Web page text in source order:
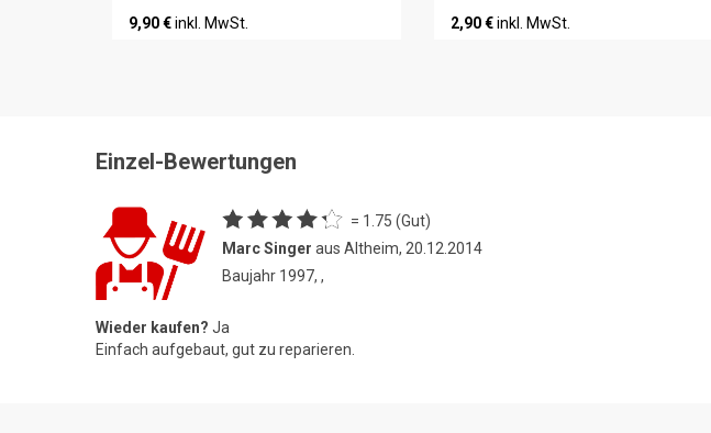
9,90 €inkl. MwSt.
2,90 € inkl. MwSt.
Einzel-Bewertungen
= 1.75 (Gut)
Marc Singer aus Altheim, 20.12.2014
Baujahr 1997, ,
Wieder kaufen? Ja
Einfach aufgebaut, gut zu reparieren.